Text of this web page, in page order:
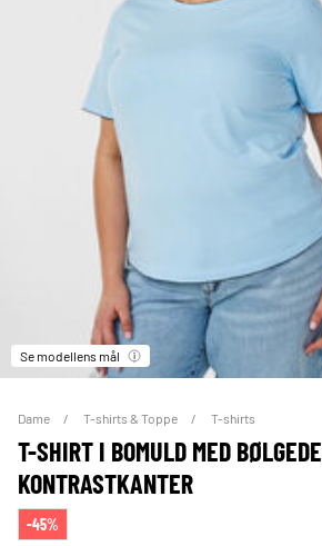
Se modellens mål
Dame T-shirts & Toppe T-shirts
T-SHIRT I BOMULD MED BØLGEDE
KONTRASTKANTER
-45%